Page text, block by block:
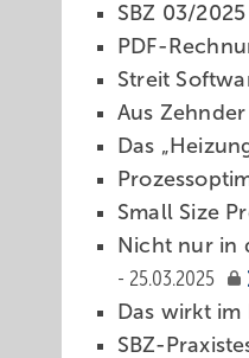
SBZ 03/
PDF-
Streit
Aus
Das
Small Size
Nicht nur in
25.03.2025
Das wirkt
SBZ-